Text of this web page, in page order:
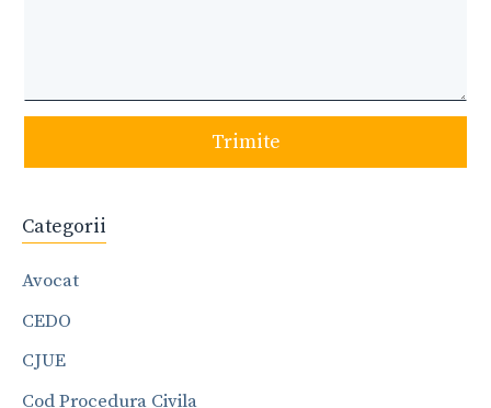
Trimite
Categorii
Avocat
CEDO
CJUE
Cod Procedura Civila